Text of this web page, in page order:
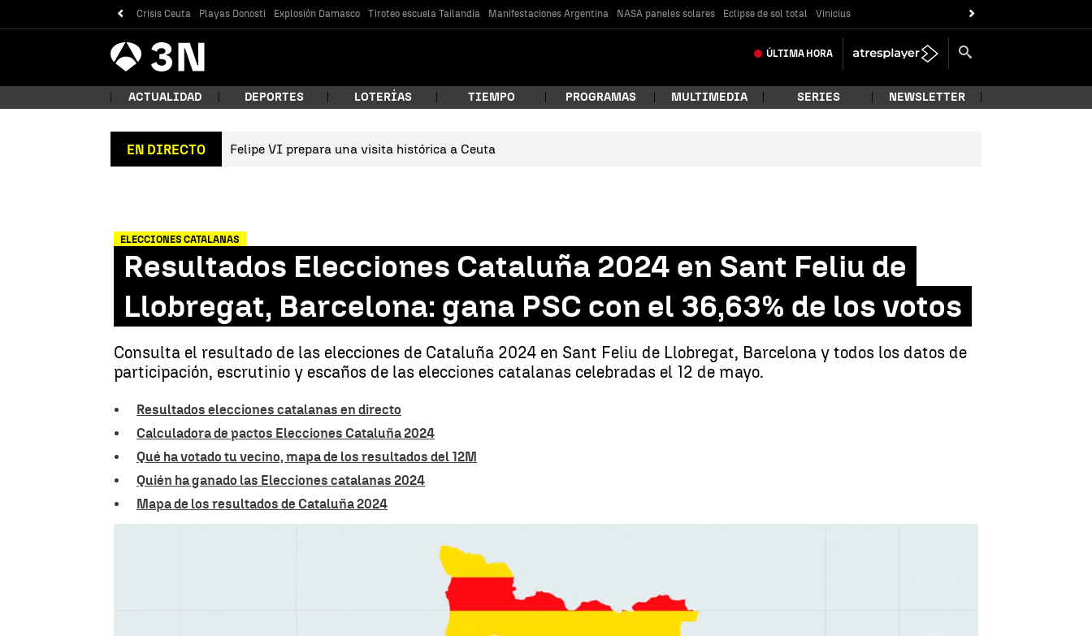
Crisis Ceuta Playas Donosti Explosión Damasco Tiroteo escuela Tailandia Manifestaciones Argentina NASA paneles solares Eclipse de sol total Vinicius
Antena
3 Noticias ÚLTIMA HORA
Buscar
ACTUALIDAD DEPORTES LOTERÍAS TIEMPO PROGRAMAS MULTIMEDIA SERIES NEWSLETTER
EN DIRECTO Felipe VI prepara una visita histórica a Ceuta
ELECCIONES CATALANAS
Resultados Elecciones Cataluña 2024 en Sant Feliu de
Llobregat, Barcelona: gana PSC con el 36,63% de los votos
Consulta el resultado de las elecciones de Cataluña 2024 en Sant Feliu de Llobregat, Barcelona y todos los datos de
participación, escrutinio y escaños de las elecciones catalanas celebradas el 12 de mayo.
Resultados elecciones catalanas en directo
Calculadora de pactos Elecciones Cataluña 2024
Qué ha votado tu vecino, mapa de los resultados del 12M
Quién ha ganado las Elecciones catalanas 2024
Mapa de los resultados de Cataluña 2024